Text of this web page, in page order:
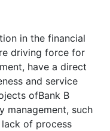
in the financial
driving force for
have a direct
and service
ofBank B
management, such
lack of process